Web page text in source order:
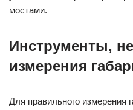
мостами.
Инструменты,
измерения
Для правильного измерения